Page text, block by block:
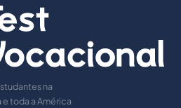
na
toda a América